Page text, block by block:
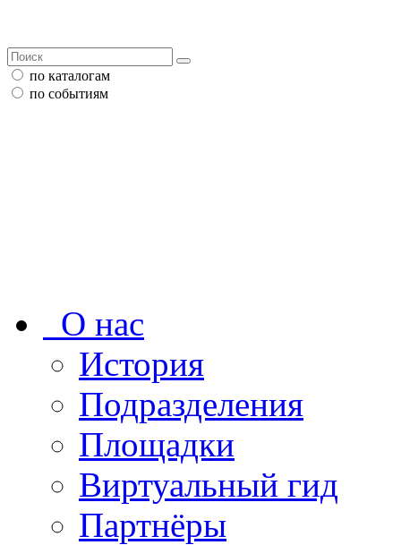
по каталогам
по событиям
О нас
История
Подразделения
Площадки
Виртуальный гид
Партнёры